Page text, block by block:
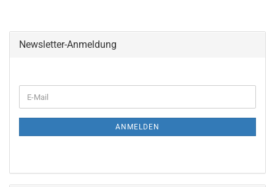
Newsletter-Anmeldung
ZUR
E-
Mail
ANMELDEN